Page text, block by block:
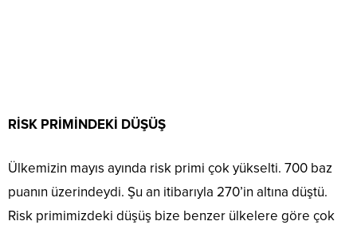
RİSK PRİMİNDEKİ DÜŞÜŞ
Ülkemizin mayıs ayında risk primi çok yükselti. 700 baz
puanın üzerindeydi. Şu an itibarıyla 270’in altına düştü.
Risk primimizdeki düşüş bize benzer ülkelere göre çok